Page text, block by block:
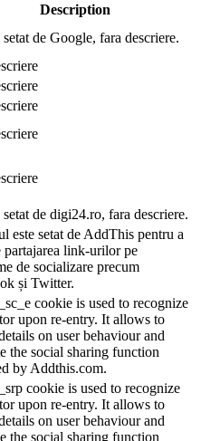
Description
de Google, fara descriere.
de digi24.ro, fara descriere.
este setat de AddThis pentru a
partajarea link-urilor pe
de socializare precum
și Twitter.
cookie is used to recognize
upon re-entry. It allows to
on user behaviour and
the social sharing function
by Addthis.com.
cookie is used to recognize
upon re-entry. It allows to
on user behaviour and
the social sharing function